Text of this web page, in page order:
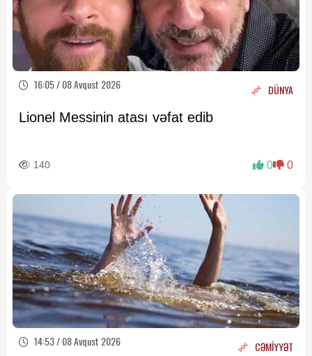
16:05 / 08 Avqust 2026 DÜNYA
Lionel Messinin atası vəfat edib
140 0 0
14:53 / 08 Avqust 2026 CƏMİYYƏT